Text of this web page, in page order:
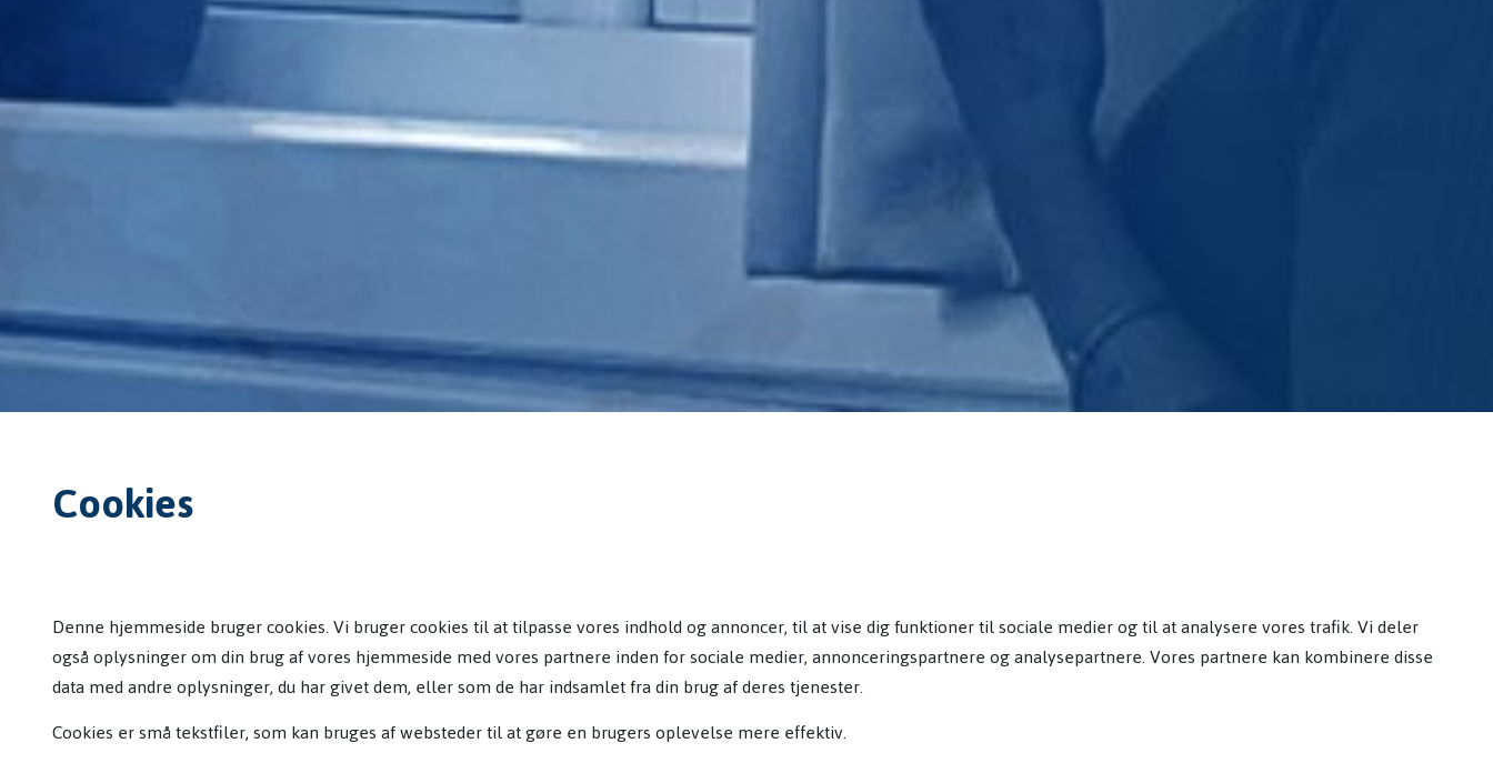
Cookies
Denne hjemmeside bruger cookies. Vi bruger cookies til at tilpasse vores indhold og annoncer, til at vise dig funktioner til sociale medier og til at analysere vores trafik. Vi deler
også oplysninger om din brug af vores hjemmeside med vores partnere inden for sociale medier, annonceringspartnere og analysepartnere. Vores partnere kan kombinere disse
data med andre oplysninger, du har givet dem, eller som de har indsamlet fra din brug af deres tjenester.
Cookies er små tekstfiler, som kan bruges af websteder til at gøre en brugers oplevelse mere effektiv.